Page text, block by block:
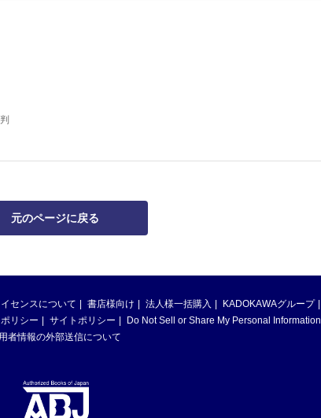
元のページに戻る
センスについて 書店様向け 法人様一括購入
KADOKAWAグループ
リシー サイトポリシー
Do Not Sell or Share My Personal Information
者情報の外部送信について